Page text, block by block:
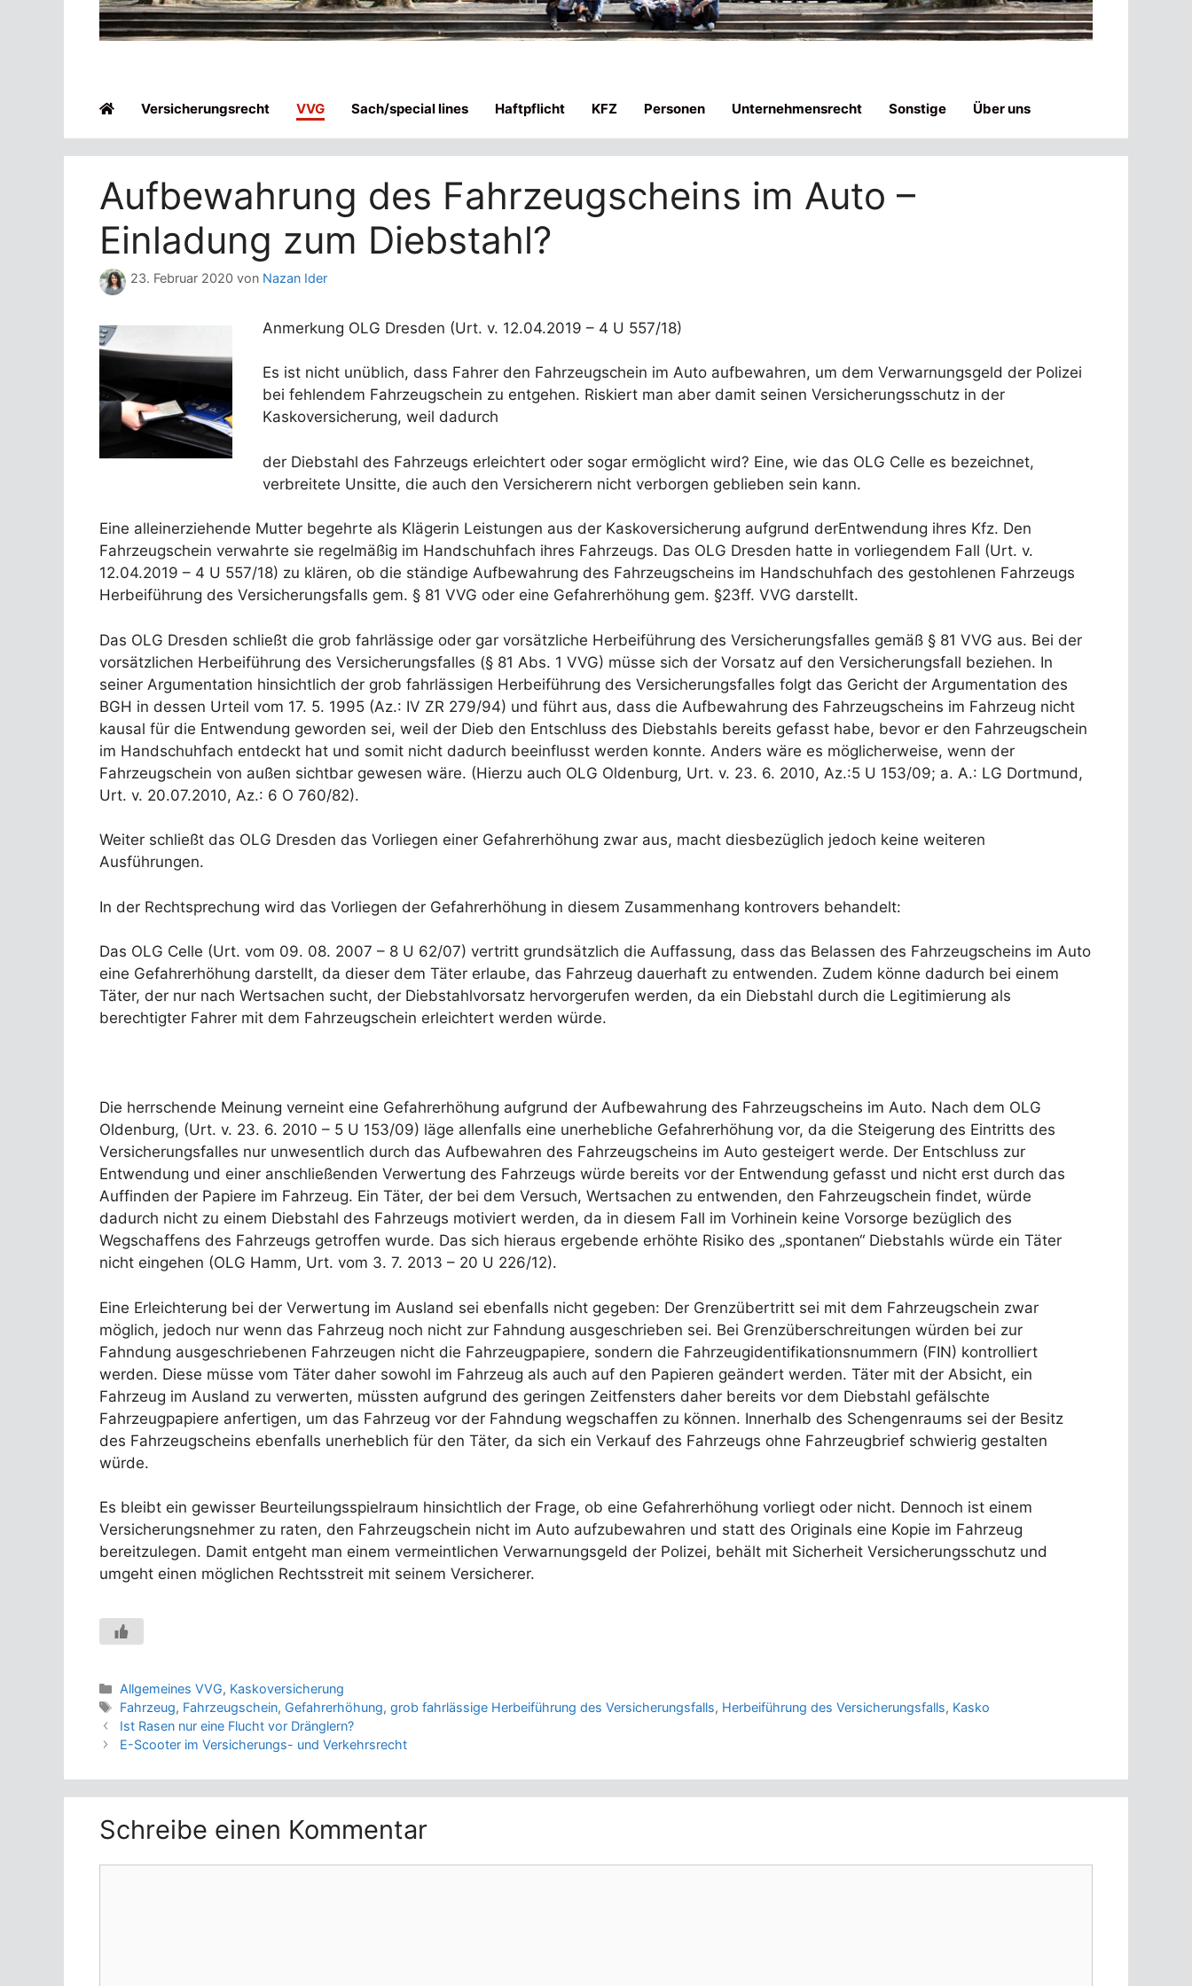
Versicherungsrecht VVG Sach/special lines Haftpflicht KFZ Personen Unternehmensrecht Sonstige Über uns
Aufbewahrung des Fahrzeugscheins im Auto –
Einladung zum Diebstahl?
23. Februar 2020 von Nazan Ider
Anmerkung OLG Dresden (Urt. v. 12.04.2019 – 4 U 557/18)
Es ist nicht unüblich, dass Fahrer den Fahrzeugschein im Auto aufbewahren, um dem Verwarnungsgeld der Polizei
bei fehlendem Fahrzeugschein zu entgehen. Riskiert man aber damit seinen Versicherungsschutz in der
Kaskoversicherung, weil dadurch
der Diebstahl des Fahrzeugs erleichtert oder sogar ermöglicht wird? Eine, wie das OLG Celle es bezeichnet,
verbreitete Unsitte, die auch den Versicherern nicht verborgen geblieben sein kann.
Eine alleinerziehende Mutter begehrte als Klägerin Leistungen aus der Kaskoversicherung aufgrund derEntwendung ihres Kfz. Den
Fahrzeugschein verwahrte sie regelmäßig im Handschuhfach ihres Fahrzeugs. Das OLG Dresden hatte in vorliegendem Fall (Urt. v.
12.04.2019 – 4 U 557/18) zu klären, ob die ständige Aufbewahrung des Fahrzeugscheins im Handschuhfach des gestohlenen Fahrzeugs
Herbeiführung des Versicherungsfalls gem. § 81 VVG oder eine Gefahrerhöhung gem. §23ff. VVG darstellt.
Das OLG Dresden schließt die grob fahrlässige oder gar vorsätzliche Herbeiführung des Versicherungsfalles gemäß § 81 VVG aus. Bei der
vorsätzlichen Herbeiführung des Versicherungsfalles (§ 81 Abs. 1 VVG) müsse sich der Vorsatz auf den Versicherungsfall beziehen. In
seiner Argumentation hinsichtlich der grob fahrlässigen Herbeiführung des Versicherungsfalles folgt das Gericht der Argumentation des
BGH in dessen Urteil vom 17. 5. 1995 (Az.: IV ZR 279/94) und führt aus, dass die Aufbewahrung des Fahrzeugscheins im Fahrzeug nicht
kausal für die Entwendung geworden sei, weil der Dieb den Entschluss des Diebstahls bereits gefasst habe, bevor er den Fahrzeugschein
im Handschuhfach entdeckt hat und somit nicht dadurch beeinflusst werden konnte. Anders wäre es möglicherweise, wenn der
Fahrzeugschein von außen sichtbar gewesen wäre. (Hierzu auch OLG Oldenburg, Urt. v. 23. 6. 2010, Az.:5 U 153/09; a. A.: LG Dortmund,
Urt. v. 20.07.2010, Az.: 6 O 760/82).
Weiter schließt das OLG Dresden das Vorliegen einer Gefahrerhöhung zwar aus, macht diesbezüglich jedoch keine weiteren
Ausführungen.
In der Rechtsprechung wird das Vorliegen der Gefahrerhöhung in diesem Zusammenhang kontrovers behandelt:
Das OLG Celle (Urt. vom 09. 08. 2007 – 8 U 62/07) vertritt grundsätzlich die Auffassung, dass das Belassen des Fahrzeugscheins im Auto
eine Gefahrerhöhung darstellt, da dieser dem Täter erlaube, das Fahrzeug dauerhaft zu entwenden. Zudem könne dadurch bei einem
Täter, der nur nach Wertsachen sucht, der Diebstahlvorsatz hervorgerufen werden, da ein Diebstahl durch die Legitimierung als
berechtigter Fahrer mit dem Fahrzeugschein erleichtert werden würde.
Die herrschende Meinung verneint eine Gefahrerhöhung aufgrund der Aufbewahrung des Fahrzeugscheins im Auto. Nach dem OLG
Oldenburg, (Urt. v. 23. 6. 2010 – 5 U 153/09) läge allenfalls eine unerhebliche Gefahrerhöhung vor, da die Steigerung des Eintritts des
Versicherungsfalles nur unwesentlich durch das Aufbewahren des Fahrzeugscheins im Auto gesteigert werde. Der Entschluss zur
Entwendung und einer anschließenden Verwertung des Fahrzeugs würde bereits vor der Entwendung gefasst und nicht erst durch das
Auffinden der Papiere im Fahrzeug. Ein Täter, der bei dem Versuch, Wertsachen zu entwenden, den Fahrzeugschein findet, würde
dadurch nicht zu einem Diebstahl des Fahrzeugs motiviert werden, da in diesem Fall im Vorhinein keine Vorsorge bezüglich des
Wegschaffens des Fahrzeugs getroffen wurde. Das sich hieraus ergebende erhöhte Risiko des „spontanen“ Diebstahls würde ein Täter
nicht eingehen (OLG Hamm, Urt. vom 3. 7. 2013 – 20 U 226/12).
Eine Erleichterung bei der Verwertung im Ausland sei ebenfalls nicht gegeben: Der Grenzübertritt sei mit dem Fahrzeugschein zwar
möglich, jedoch nur wenn das Fahrzeug noch nicht zur Fahndung ausgeschrieben sei. Bei Grenzüberschreitungen würden bei zur
Fahndung ausgeschriebenen Fahrzeugen nicht die Fahrzeugpapiere, sondern die Fahrzeugidentifikationsnummern (FIN) kontrolliert
werden. Diese müsse vom Täter daher sowohl im Fahrzeug als auch auf den Papieren geändert werden. Täter mit der Absicht, ein
Fahrzeug im Ausland zu verwerten, müssten aufgrund des geringen Zeitfensters daher bereits vor dem Diebstahl gefälschte
Fahrzeugpapiere anfertigen, um das Fahrzeug vor der Fahndung wegschaffen zu können. Innerhalb des Schengenraums sei der Besitz
des Fahrzeugscheins ebenfalls unerheblich für den Täter, da sich ein Verkauf des Fahrzeugs ohne Fahrzeugbrief schwierig gestalten
würde.
Es bleibt ein gewisser Beurteilungsspielraum hinsichtlich der Frage, ob eine Gefahrerhöhung vorliegt oder nicht. Dennoch ist einem
Versicherungsnehmer zu raten, den Fahrzeugschein nicht im Auto aufzubewahren und statt des Originals eine Kopie im Fahrzeug
bereitzulegen. Damit entgeht man einem vermeintlichen Verwarnungsgeld der Polizei, behält mit Sicherheit Versicherungsschutz und
umgeht einen möglichen Rechtsstreit mit seinem Versicherer.
Kategorien
Allgemeines VVG, Kaskoversicherung
Schlagwörter
Fahrzeug, Fahrzeugschein, Gefahrerhöhung,grob fahrlässige Herbeiführung des Versicherungsfalls, Herbeiführung des Versicherungsfalls, Kasko
Ist Rasen nur eine Flucht vor Dränglern?
E-Scooter im Versicherungs- und Verkehrsrecht
Schreibe einen Kommentar